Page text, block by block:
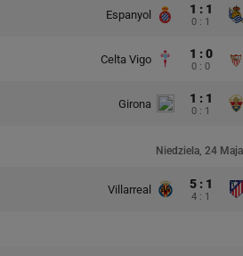
Espanyol 1 : 1
0 : 1
Celta Vigo 1 : 0
0 : 0
Girona 1 : 1
0 : 1
Niedziela, 24 Maja
Villarreal 5 : 1
4 : 1